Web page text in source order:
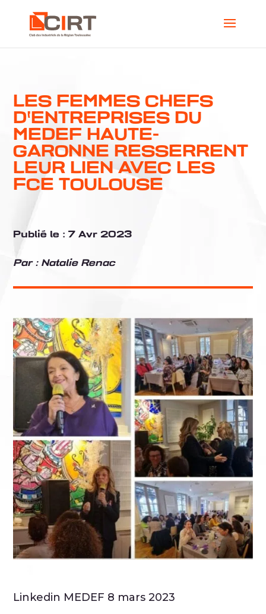
LES FEMMES CHEFS
D'ENTREPRISES DU
MEDEF HAUTE-
GARONNE RESSERRENT
LEUR LIEN AVEC LES
FCE TOULOUSE
Publié le :7 Avr 2023
Par : Natalie Renac
Linkedin MEDEF 8 mars 2023